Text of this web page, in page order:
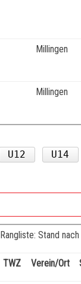
Millingen
Millingen
U12 U14
Rangliste: Stand
TWZ Verein/Ort